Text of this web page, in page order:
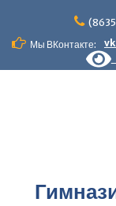
contentМы ВКонтакте: